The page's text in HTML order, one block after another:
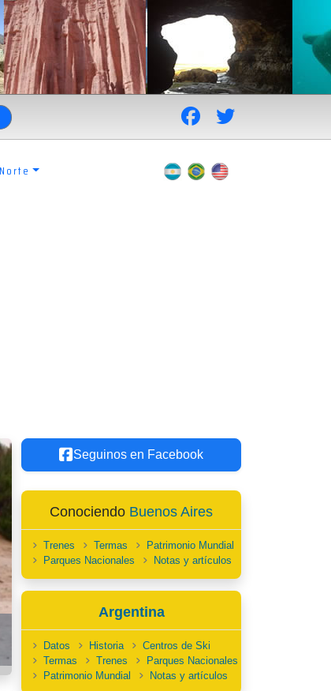
Norte
Seguinos en Facebook
Conociendo Buenos Aires
Trenes Termas
Patrimonio Mundial
Parques Nacionales
Notas y artículos
Argentina
Datos Historia
Centros de Ski
Termas
Trenes
Parques Nacionales
Patrimonio Mundial
Notas y artículos